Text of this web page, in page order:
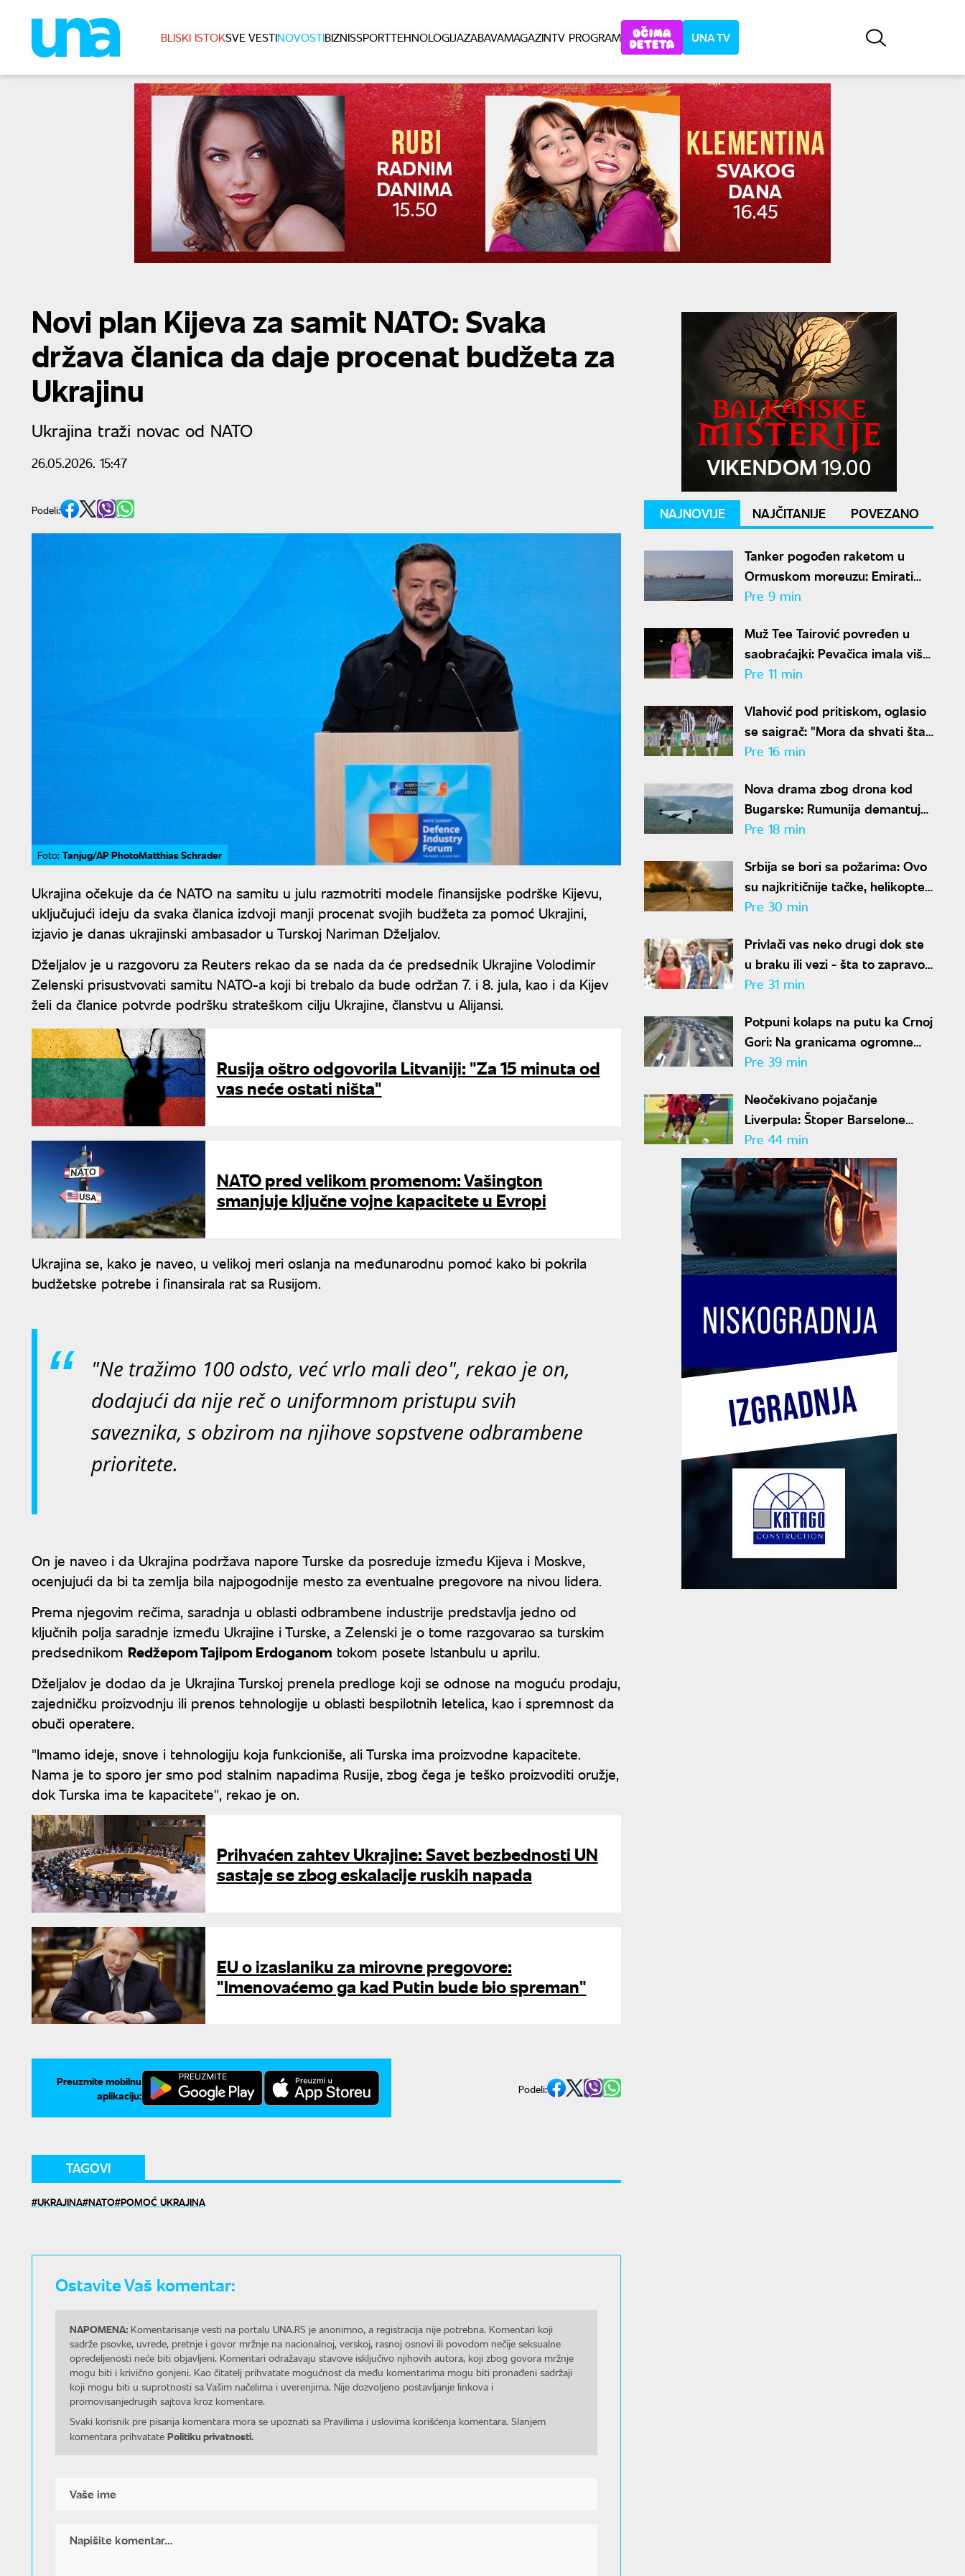
BLISKI ISTOKSVE VESTINOVOSTIBIZNISSPORTTEHNOLOGIJAZABAVAMAGAZINTV PROGRAM UNA TV
Novi plan Kijeva za samit NATO: Svaka
država članica da daje procenat budžeta za
Ukrajinu
Ukrajina traži novac od NATO
26.05.2026. 15:47
Podeli:
Foto: Tanjug/AP PhotoMatthias Schrader
Ukrajina očekuje da će NATO na samitu u julu razmotriti modele finansijske podrške Kijevu,
uključujući ideju da svaka članica izdvoji manji procenat svojih budžeta za pomoć Ukrajini,
izjavio je danas ukrajinski ambasador u Turskoj Nariman Dželjalov.
Dželjalov je u razgovoru za Reuters rekao da se nada da će predsednik Ukrajine Volodimir
Zelenski prisustvovati samitu NATO-a koji bi trebalo da bude održan 7. i 8. jula, kao i da Kijev
želi da članice potvrde podršku strateškom cilju Ukrajine, članstvu u Alijansi.
Rusija oštro odgovorila Litvaniji: "Za 15 minuta od
vas neće ostati ništa"
NATO pred velikom promenom: Vašington
smanjuje ključne vojne kapacitete u Evropi
Ukrajina se, kako je naveo, u velikoj meri oslanja na međunarodnu pomoć kako bi pokrila
budžetske potrebe i finansirala rat sa Rusijom.
"Ne tražimo 100 odsto, već vrlo mali deo", rekao je on,
dodajući da nije reč o uniformnom pristupu svih
saveznika, s obzirom na njihove sopstvene odbrambene
prioritete.
On je naveo i da Ukrajina podržava napore Turske da posreduje između Kijeva i Moskve,
ocenjujući da bi ta zemlja bila najpogodnije mesto za eventualne pregovore na nivou lidera.
Prema njegovim rečima, saradnja u oblasti odbrambene industrije predstavlja jedno od
ključnih polja saradnje između Ukrajine i Turske, a Zelenski je o tome razgovarao sa turskim
predsednikom Redžepom Tajipom Erdoganom tokom posete Istanbulu u aprilu.
Dželjalov je dodao da je Ukrajina Turskoj prenela predloge koji se odnose na moguću prodaju,
zajedničku proizvodnju ili prenos tehnologije u oblasti bespilotnih letelica, kao i spremnost da
obuči operatere.
"Imamo ideje, snove i tehnologiju koja funkcioniše, ali Turska ima proizvodne kapacitete.
Nama je to sporo jer smo pod stalnim napadima Rusije, zbog čega je teško proizvoditi oružje,
dok Turska ima te kapacitete", rekao je on.
Prihvaćen zahtev Ukrajine: Savet bezbednosti UN
sastaje se zbog eskalacije ruskih napada
EU o izaslaniku za mirovne pregovore:
"Imenovaćemo ga kad Putin bude bio spreman"
Preuzmite mobilnu
aplikaciju:
Podeli:
TAGOVI
UKRAJINA NATO POMOĆ UKRAJINA
Ostavite Vaš komentar:
NAPOMENA: Komentarisanje vesti na portalu UNA.RS je anonimno, a registracija nije potrebna. Komentari koji
sadrže psovke, uvrede, pretnje i govor mržnje na nacionalnoj, verskoj, rasnoj osnovi ili povodom nečije seksualne
opredeljenosti neće biti objavljeni. Komentari odražavaju stavove isključivo njihovih autora, koji zbog govora mržnje
mogu biti i krivično gonjeni. Kao čitatelj prihvatate mogućnost da među komentarima mogu biti pronađeni sadržaji
koji mogu biti u suprotnosti sa Vašim načelima i uverenjima. Nije dozvoljeno postavljanje linkova i
promovisanjedrugih sajtova kroz komentare.
Svaki korisnik pre pisanja komentara mora se upoznati sa Pravilima i uslovima korišćenja komentara. Slanjem
komentara prihvatate Politiku privatnosti.
NAJNOVIJE NAJČITANIJE POVEZANO
Tanker pogođen raketom u
Ormuskom moreuzu: Emirati
optužili Iran za napad
Pre 9 min
Muž Tee Tairović povređen u
saobraćajki: Pevačica imala više
sreće
Pre 11 min
Vlahović pod pritiskom, oglasio
se saigrač: "Mora da shvati šta
želi i da se fokusira"
Pre 16 min
Nova drama zbog drona kod
Bugarske: Rumunija demantuje
da je letelica ušla iz njenog
Pre 18 min
Srbija se bori sa požarima: Ovo
su najkritičnije tačke, helikopteri
danima gase vatru
Pre 30 min
Privlači vas neko drugi dok ste
u braku ili vezi - šta to zapravo
znači?
Pre 31 min
Potpuni kolaps na putu ka Crnoj
Gori: Na granicama ogromne
gužve, vozači upozoravaju na
Pre 39 min
Neočekivano pojačanje
Liverpula: Štoper Barselone
stiže na Enfild
Pre 44 min